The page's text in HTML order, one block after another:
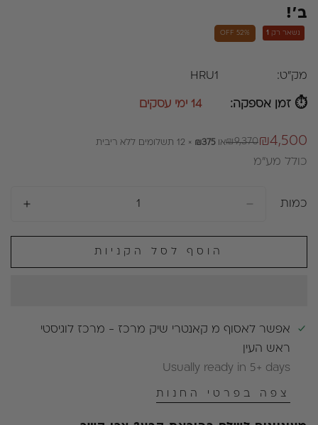
ב'!
נשאר רק 1
52% OFF
מק"ט: HRU1
⏱ זמן אספקה: 14 ימי עסקים
מחיר
מבצע
₪4,500
מחיר
רגיל
₪9,370או₪375 × 12 תשלומים ללא ריבית
כולל מע״מ
כמות
הוסף לסל הקניות
אפשר לאסוף מ קאנטרי שיק מרכז - מרכז לוגיסטי
ראש העין
Usually ready in 5+ days
צפה בפרטי החנות